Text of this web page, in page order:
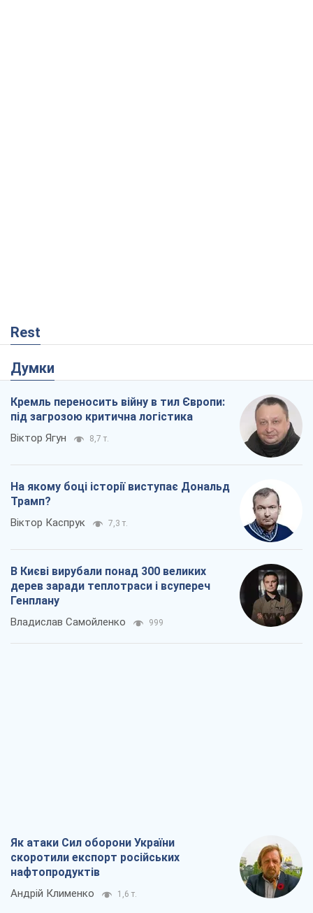
Rest
Думки
Кремль переносить війну в тил Європи:
під загрозою критична логістика
Віктор Ягун 8,7 т.
На якому боці історії виступає Дональд
Трамп?
Віктор Каспрук 7,3 т.
В Києві вирубали понад 300 великих
дерев заради теплотраси і всупереч
Генплану
Владислав Самойленко 999
Як атаки Сил оборони України
скоротили експорт російських
нафтопродуктів
Андрій Клименко 1,6 т.